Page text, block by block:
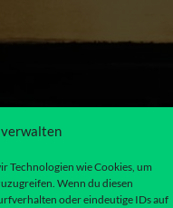
Technologien wie Cookies, um
Wenn du diesen
oder eindeutige IDs auf